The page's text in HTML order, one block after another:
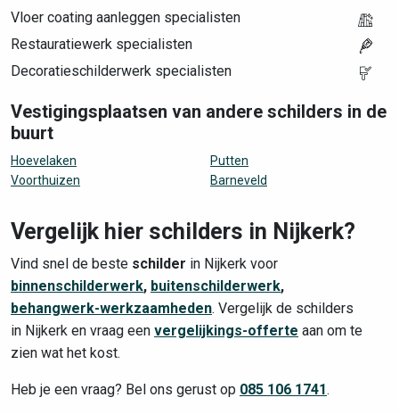
Vloer coating aanleggen specialisten
Restauratiewerk specialisten
Decoratieschilderwerk specialisten
Vestigingsplaatsen van andere schilders in de
buurt
Hoevelaken
Voorthuizen
Putten
Barneveld
Vergelijk hier schilders in Nijkerk?
Vind snel de beste schilder in Nijkerk voor
binnenschilderwerk, buitenschilderwerk,
behangwerk-werkzaamheden. Vergelijk de schilders
in Nijkerk en vraag een vergelijkings-offerte aan om te
zien wat het kost.
Heb je een vraag? Bel ons gerust op 085 106 1741.